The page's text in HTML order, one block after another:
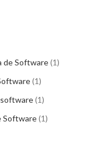
de Software 1
1
1
Software 1